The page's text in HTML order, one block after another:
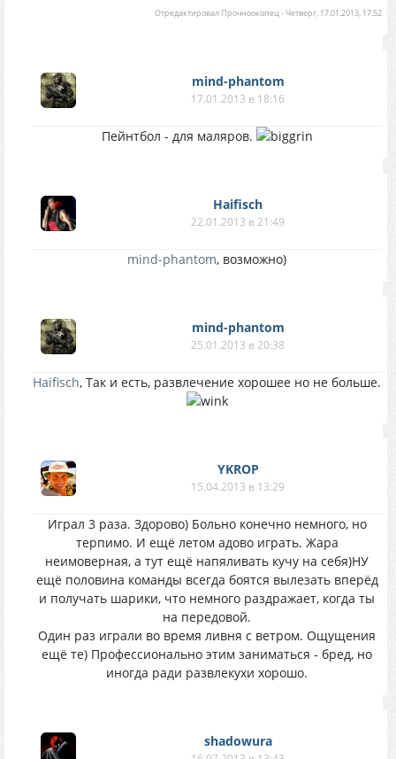
Отредактировал Прочноокопец-Четверг, 17.01.2013, 17:52
mind-phantom
17.01.2013 в 18:16
Пейнтбол - для маляров.
Haifisch
22.01.2013 в 21:49
mind-phantom, возможно)
mind-phantom
25.01.2013 в 20:38
Haifisch, Так и есть, развлечение хорошее но не больше.
YKROP
15.04.2013 в 13:29
Играл 3 раза. Здорово) Больно конечно немного, но
терпимо. И ещё летом адово играть. Жара
неимоверная, а тут ещё напяливать кучу на себя)НУ
ещё половина команды всегда боятся вылезать вперёд
и получать шарики, что немного раздражает, когда ты
на передовой.
Один раз играли во время ливня с ветром. Ощущения
ещё те) Профессионально этим заниматься - бред, но
иногда ради развлекухи хорошо.
shadowura